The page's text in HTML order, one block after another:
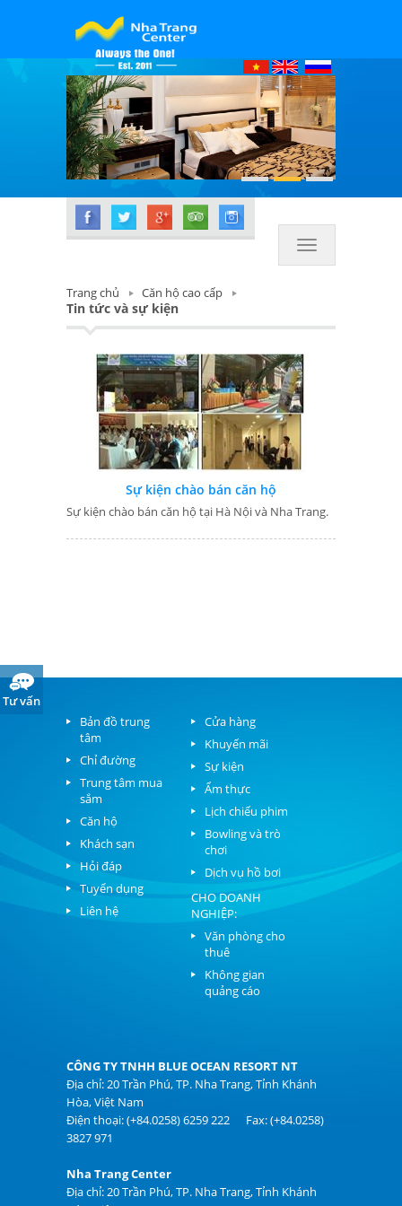
Toggle
navigation
Trang chủ
Căn hộ cao cấp
Tin tức và sự kiện
Sự kiện chào bán căn hộ
Sự kiện chào bán căn hộ tại Hà Nội và Nha Trang.
Bản đồ trung
tâm
Chỉ đường
Trung tâm mua
sắm
Căn hộ
Khách sạn
Hỏi đáp
Tuyển dụng
Liên hệ
Cửa hàng
Khuyến mãi
Sự kiện
Ẩm thực
Lịch chiếu phim
Bowling và trò
chơi
Dịch vụ hồ bơi
CHO DOANH
NGHIỆP:
Văn phòng cho
thuê
Không gian
quảng cáo
CÔNG TY TNHH BLUE OCEAN RESORT NT
Địa chỉ: 20 Trần Phú, TP. Nha Trang, Tỉnh Khánh
Hòa, Việt Nam
Điện thoại: (+84.0258) 6259 222 Fax: (+84.0258)
3827 971
Nha Trang Center
Địa chỉ: 20 Trần Phú, TP. Nha Trang, Tỉnh Khánh
Tư vấn